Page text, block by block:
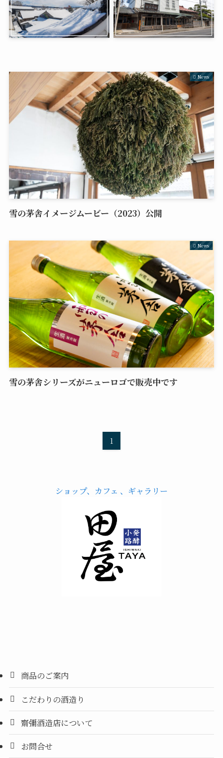
News
雪の茅舎イメージムービー（2023）公開
News
雪の茅舎シリーズがニューロゴで販売中です
1
ショップ、カフェ 、ギャラリー
商品のご案内
こだわりの酒造り
齋彌酒造店について
お問合せ